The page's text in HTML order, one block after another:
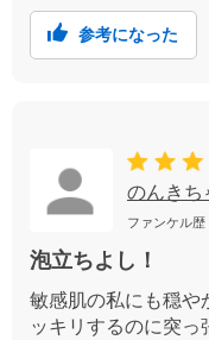
参考になった
のんきち
ファンケル歴
泡立ちよし！
敏感肌の私にも穏や
ッキリするのに突